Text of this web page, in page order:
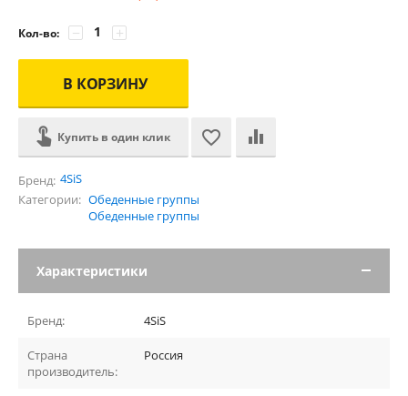
Кол-во: +
−
В КОРЗИНУ
Купить в один клик
Бренд: 4SiS
Категории: Обеденные группы
Обеденные группы
Характеристики
Бренд: 4SiS
Страна
производитель:
Россия